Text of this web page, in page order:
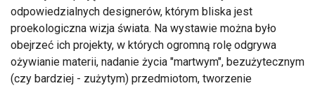
odpowiedzialnych designerów, którym bliska jest
proekologiczna wizja świata. Na wystawie można było
obejrzeć ich projekty, w których ogromną rolę odgrywa
ożywianie materii, nadanie życia "martwym", bezużytecznym
(czy bardziej - zużytym) przedmiotom, tworzenie